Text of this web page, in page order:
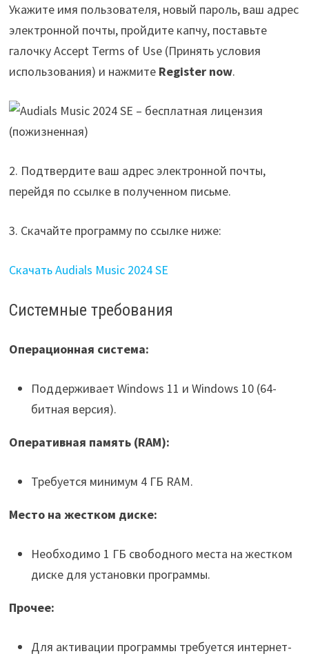
Укажите имя пользователя, новый пароль, ваш адрес
электронной почты, пройдите капчу, поставьте
галочку Accept Terms of Use (Принять условия
использования) и нажмите Register now.
2. Подтвердите ваш адрес электронной почты,
перейдя по ссылке в полученном письме.
3. Скачайте программу по ссылке ниже:
Скачать Audials Music 2024 SE
Системные требования
Операционная система:
Поддерживает Windows 11 и Windows 10 (64-
битная версия).
Оперативная память (RAM):
Требуется минимум 4 ГБ RAM.
Место на жестком диске:
Необходимо 1 ГБ свободного места на жестком
диске для установки программы.
Прочее:
Для активации программы требуется интернет-